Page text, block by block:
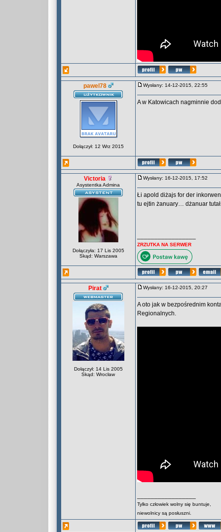
pawel78
Dołączył: 12 Wrz 2015
Wysłany: 14-12-2015, 22:55
A w Katowicach nagminnie
Victoria
Asystentka Admina
Dołączyła: 17 Lis 2005
Skąd: Warszawa
Wysłany: 16-12-2015, 17:52
Łi apold diżajs for der
tu ejtin żanuary… dżanuar
ZRZUTKA NA SERWER
Pirat
Dołączył: 14 Lis 2005
Skąd: Wrocław
Wysłany: 16-12-2015, 20:27
A oto jak w bezpośrednim
Regionalnych.
Tylko człowiek wolny się buntuje,
niewolnicy są posłuszni.